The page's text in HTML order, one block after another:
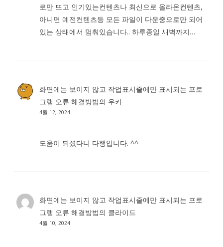
로만 뜨고 인기있는컨텐츠나 최신으로 올라온컨텐츠,
아니면 예전컨텐츠등 모든 파일이 다운중으로만 되어
있는 상태에서 멈춰있습니다.. 하루종일 새벽까지…
화면에는 보이지 않고 작업표시줄에만 표시되는 프로
그램 오류 해결방법의 우키
4월 12, 2024
도움이 되셨다니 다행입니다. ^^
화면에는 보이지 않고 작업표시줄에만 표시되는 프로
그램 오류 해결방법의 클라이드
4월 10, 2024